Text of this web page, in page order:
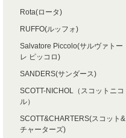
Rota(ロータ)
RUFFO(ルッフォ)
Salvatore Piccolo(サルヴァトー
レ ピッコロ)
SANDERS(サンダース)
SCOTT-NICHOL（スコットニコ
ル）
SCOTT&CHARTERS(スコット&
チャーターズ)